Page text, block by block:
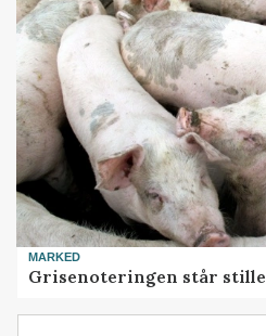
MARKED
Grisenoteringen står stille